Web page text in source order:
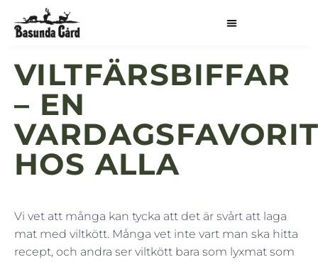
VILTFÄRSBIFFAR
– EN
HOS ALLA
Vi vet att många kan tycka att det är svårt att laga
mat med viltkött. Många vet inte vart man ska hitta
recept, och andra ser viltkött bara som lyxmat som